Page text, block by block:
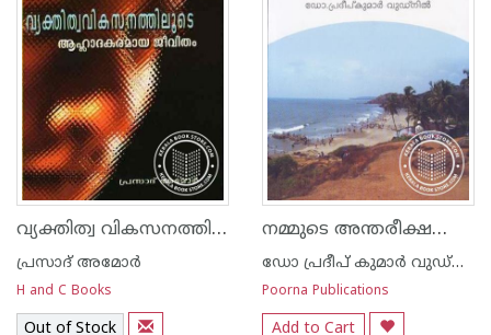
വ്യക്തിത്വ വികസനത്തിലൂടെ ആഹ്ലാദകരമായ ജീവിതം
പ്രസാദ്‌ അമോര്‍
H and C Books
Out of Stock
നമ്മുടെ അന്തരീക്ഷവും കാലാവസ്ഥാ ഘടകങ്ങ‌ളും
ഡോ പ്രദീപ് കുമാര്‍ വുഡ്നില്‍
Poorna Publications
Add to Cart